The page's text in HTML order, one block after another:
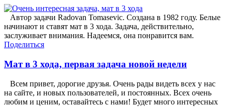
Автор задачи Radovan Tomasevic. Создана в 1982 году. Белые
начинают и ставят мат в 3 хода. Задача, действительно,
заслуживает внимания. Надеемся, она понравится вам.
Поделиться
Мат в 3 хода, первая задача новой недели
Всем привет, дорогие друзья. Очень рады видеть всех у нас
на сайте, и новых пользователей, и постоянных. Всех очень
любим и ценим, оставайтесь с нами! Будет много интересных